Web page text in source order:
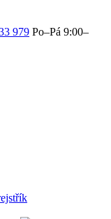
979 Po–Pá 9:00–